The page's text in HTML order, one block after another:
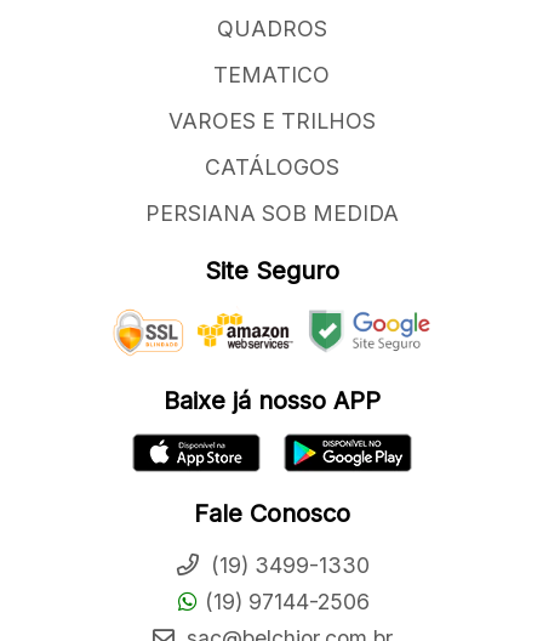
QUADROS
TEMATICO
VAROES E TRILHOS
CATÁLOGOS
PERSIANA SOB MEDIDA
Site Seguro
Baixe já nosso APP
Fale Conosco
(19) 3499-1330
(19) 97144-2506